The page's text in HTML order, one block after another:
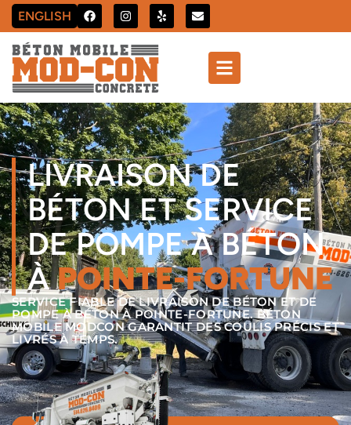
ENGLISH
LIVRAISON DE
BÉTON ET SERVICE
DE POMPE À BÉTON
ÀPOINTE-FORTUNE
SERVICE FIABLE DE LIVRAISON DE BÉTON ET DE
POMPE À BÉTON À POINTE-FORTUNE. BÉTON
MOBILE MODCON GARANTIT DES COULIS PRÉCIS ET
LIVRÉS À TEMPS.